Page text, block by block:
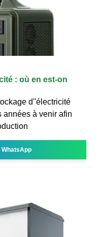
: où en est-on
d''électricité
années à venir afin
WhatsApp